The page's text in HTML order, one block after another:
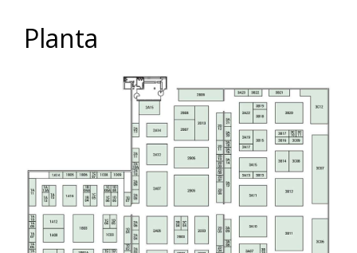
Planta